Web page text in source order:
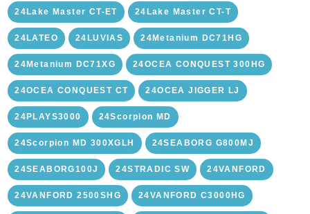
24Lake Master CT-ET 24Lake Master CT-T
24LATEO 24LUVIAS 24Metanium DC71HG
24Metanium DC71XG 24OCEA CONQUEST 300HG
24OCEA CONQUEST CT 24OCEA JIGGER LJ
24PLAYS3000 24Scorpion MD
24Scorpion MD 300XGLH 24SEABORG G800MJ
24SEABORG100J 24STRADIC SW 24VANFORD
24VANFORD 2500SHG 24VANFORD C3000HG